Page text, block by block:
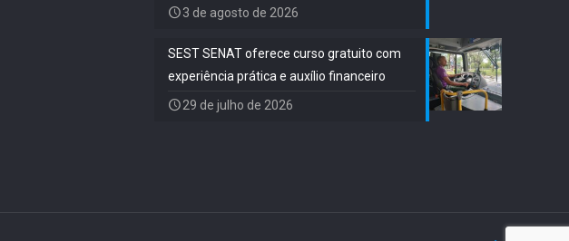
3 de agosto de 2026
SEST SENAT oferece curso gratuito com
experiência prática e auxílio financeiro
29 de julho de 2026